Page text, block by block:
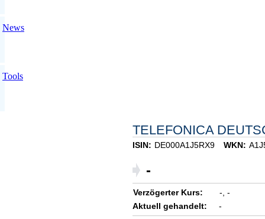
News
Tools
TELEFONICA
ISIN: DE000A1J5RX9 WKN:
-
Verzögerter Kurs: -, -
Aktuell gehandelt:
-